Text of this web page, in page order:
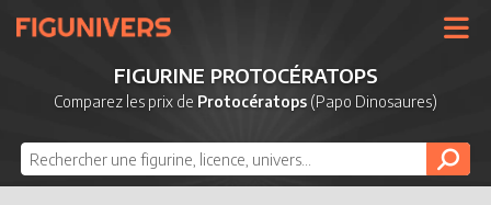
UNIVERS
LICENCES
NOUVEAUTÉS
DERNIERS AJOUTS
FIGURINE PROTOCÉRATOPS
Comparez les prix de Protocératops (Papo Dinosaures)